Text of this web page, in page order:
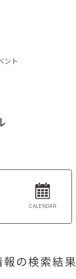
ント
CALENDAR
の検索結果